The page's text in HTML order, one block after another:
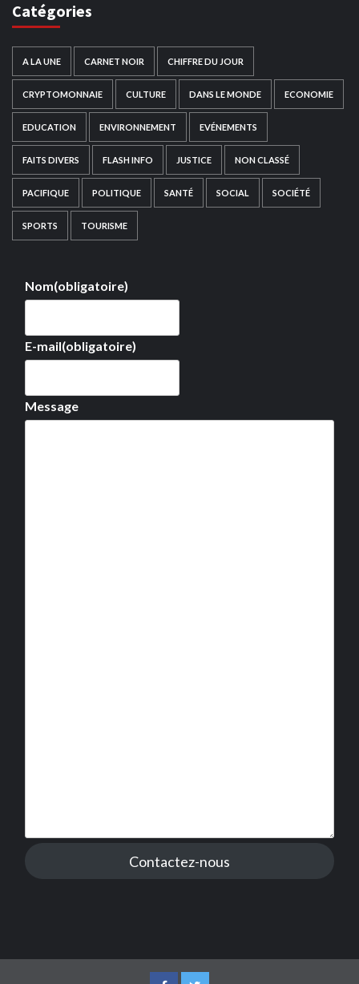
Catégories
A LA UNE CARNET NOIR CHIFFRE DU JOUR
CRYPTOMONNAIE CULTURE DANS LE MONDE ECONOMIE
EDUCATION ENVIRONNEMENT EVÉNEMENTS
FAITS DIVERS FLASH INFO JUSTICE NON CLASSÉ
PACIFIQUE POLITIQUE SANTÉ SOCIAL SOCIÉTÉ
SPORTS TOURISME
Nom(obligatoire)
E-mail(obligatoire)
Message
Contactez-nous